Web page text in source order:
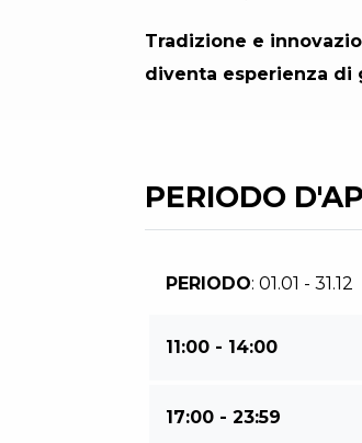
Tradizione e
diventa esperienza di
PERIODO
PERIODO: 01.01 - 31.12
11:00 - 14:00
17:00 - 23:59